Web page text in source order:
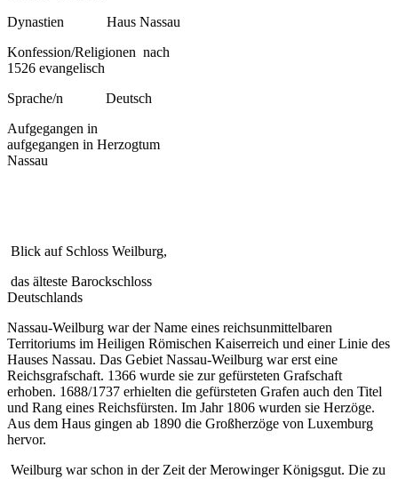
Dynastien Haus Nassau
Konfession/Religionen nach
1526 evangelisch
Sprache/n Deutsch
Aufgegangen in
aufgegangen in Herzogtum
Nassau
Blick auf Schloss Weilburg,
das älteste Barockschloss
Deutschlands
Nassau-Weilburg war der Name eines reichsunmittelbaren
Territoriums im Heiligen Römischen Kaiserreich und einer Linie des
Hauses Nassau. Das Gebiet Nassau-Weilburg war erst eine
Reichsgrafschaft. 1366 wurde sie zur gefürsteten Grafschaft
erhoben. 1688/1737 erhielten die gefürsteten Grafen auch den Titel
und Rang eines Reichsfürsten. Im Jahr 1806 wurden sie Herzöge.
Aus dem Haus gingen ab 1890 die Großherzöge von Luxemburg
hervor.
Weilburg war schon in der Zeit der Merowinger Königsgut. Die zu